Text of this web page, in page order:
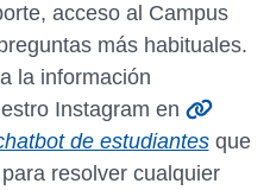
acceso al Campus
más habituales.
la información
Instagram en
de estudiantesque
resolver cualquier